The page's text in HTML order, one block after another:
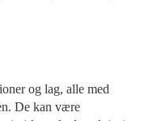
og lag, alle med
De kan være